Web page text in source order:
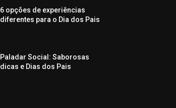
6 opções de experiências
diferentes para o Dia dos Pais
Paladar Social: Saborosas
dicas e Dias dos Pais